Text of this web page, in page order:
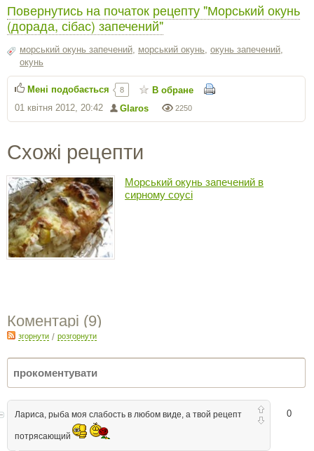
Повернутись на початок рецепту "Морський окунь
(дорада, сібас) запечений"
морський окунь запечений, морський окунь, окунь запечений,
окунь
2250
Glaros
01 квітня 2012, 20:42
Мені подобається 8 В обране
Схожі рецепти
Морський окунь запечений в
сирному соусі
Коментарі (9)
згорнути / розгорнути
0
Лариса, рыба моя слабость в любом виде, а твой рецепт
потрясающий